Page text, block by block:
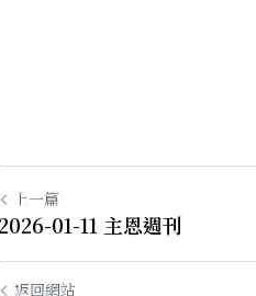
上一篇
2026-01-11 主恩週刊
返回網站